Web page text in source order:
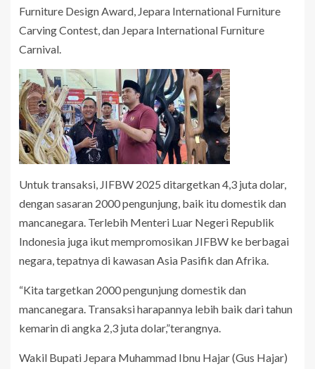
Furniture Design Award, Jepara International Furniture
Carving Contest, dan Jepara International Furniture
Carnival.
Untuk transaksi, JIFBW 2025 ditargetkan 4,3 juta dolar,
dengan sasaran 2000 pengunjung, baik itu domestik dan
mancanegara. Terlebih Menteri Luar Negeri Republik
Indonesia juga ikut mempromosikan JIFBW ke berbagai
negara, tepatnya di kawasan Asia Pasifik dan Afrika.
“Kita targetkan 2000 pengunjung domestik dan
mancanegara. Transaksi harapannya lebih baik dari tahun
kemarin di angka 2,3 juta dolar,”terangnya.
Wakil Bupati Jepara Muhammad Ibnu Hajar (Gus Hajar)